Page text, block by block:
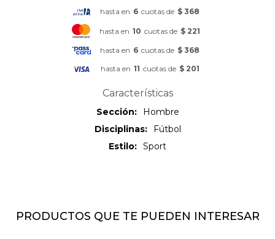
hasta en 6 cuotas de $ 368
hasta en 10 cuotas de $ 221
hasta en 6 cuotas de $ 368
hasta en 11 cuotas de $ 201
Características
Sección
Hombre
Disciplinas
Fútbol
Estilo
Sport
PRODUCTOS QUE TE PUEDEN INTERESAR